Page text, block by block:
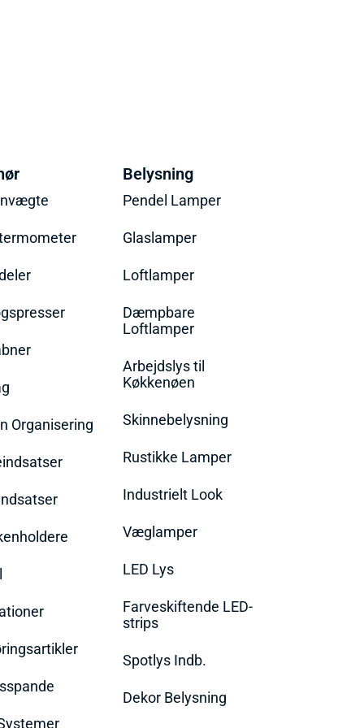
Organisering
Belysning
Pendel Lamper
Glaslamper
Loftlamper
Dæmpbare
Loftlamper
Arbejdslys til
Køkkenøen
Skinnebelysning
Rustikke Lamper
Industrielt Look
Væglamper
LED Lys
Farveskiftende LED-
strips
Spotlys Indb.
Dekor Belysning